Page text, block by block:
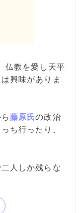
仏教を愛し天平
興味がありま
藤原氏の政治
ち行ったり、
人しか残らな